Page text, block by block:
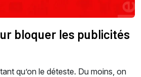
bloquer les publicités
qu’on le déteste. Du moins, on